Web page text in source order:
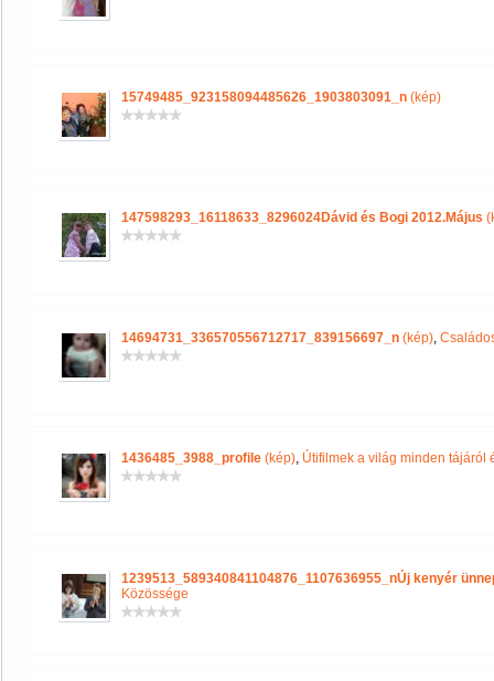
15749485_923158094485626_1903803091_n (kép)
147598293_16118633_8296024Dávid és Bogi 2012.Május
14694731_336570556712717_839156697_n (kép),
1436485_3988_profile (kép), Útifilmek a világ minden tájáról
1239513_589340841104876_1107636955_nÚj kenyér
Közössége